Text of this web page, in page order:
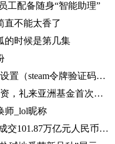
工配备随身“智能助理”
直不能太香了
的时候是第几集
天天播报:steam令牌验证码在哪里设置（steam令牌验证码在哪）
全球今头条！朗来科技获5亿元融资，礼来亚洲基金首次投资湖北
师_lol昵称
外汇局：1-5月中国外汇市场累计成交101.87万亿元人民币-讯息